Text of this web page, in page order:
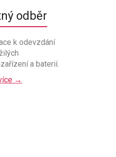
odběr
k odevzdání
a baterií.
→